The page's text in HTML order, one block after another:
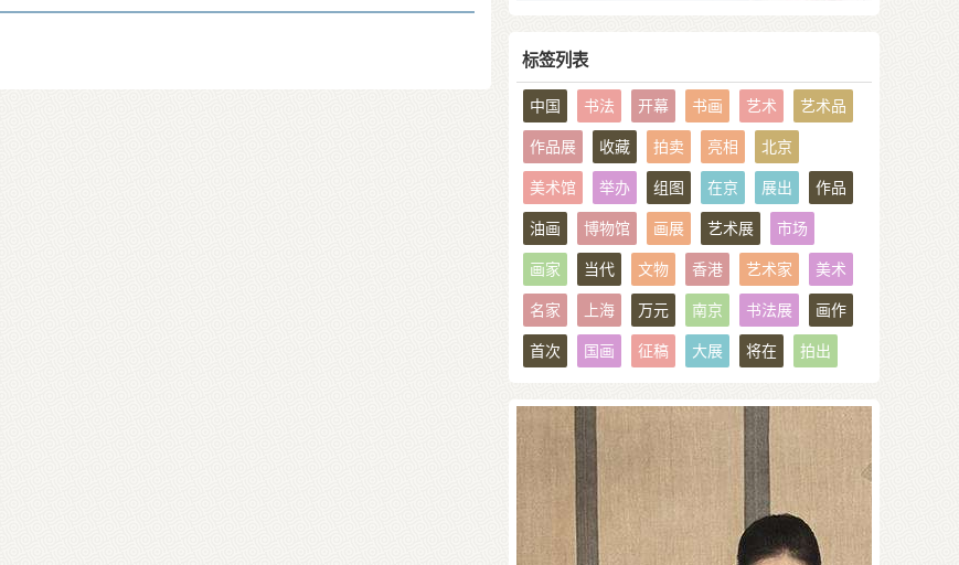
标签列表
中国 书法 开幕 书画 艺术 艺术品
作品展 收藏 拍卖 亮相 北京
美术馆 举办 组图 在京 展出 作品
油画 博物馆 画展 艺术展 市场
画家 当代 文物 香港 艺术家 美术
名家 上海 万元 南京 书法展 画作
首次 国画 征稿 大展 将在 拍出